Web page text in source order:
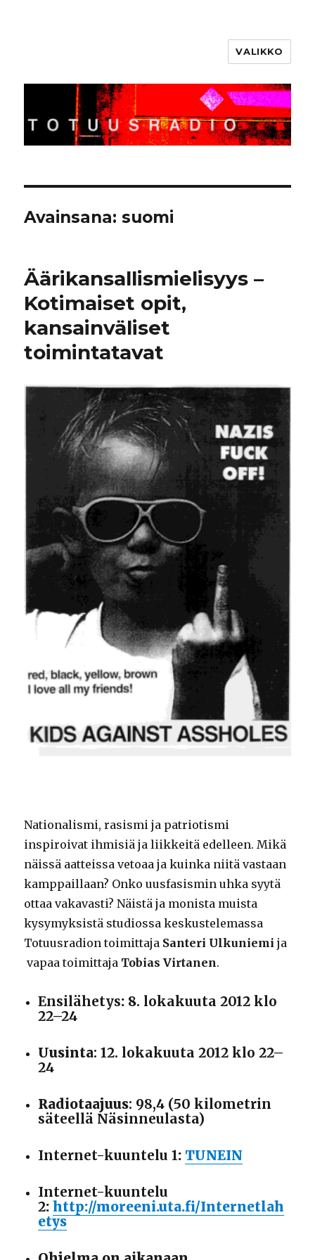
VALIKKO
Avainsana:suomi
Äärikansallismielisyys –
Kotimaiset opit,
kansainväliset
toimintatavat
Nationalismi, rasismi ja patriotismi
inspiroivat ihmisiä ja liikkeitä edelleen. Mikä
näissä aatteissa vetoaa ja kuinka niitä vastaan
kamppaillaan? Onko uusfasismin uhka syytä
ottaa vakavasti? Näistä ja monista muista
kysymyksistä studiossa keskustelemassa
Totuusradion toimittaja Santeri Ulkuniemi ja
vapaa toimittaja Tobias Virtanen.
Ensilähetys: 8. lokakuuta 2012 klo
22–24
Uusinta: 12. lokakuuta 2012 klo 22–
24
Radiotaajuus: 98,4 (50 kilometrin
säteellä Näsinneulasta)
Internet-kuuntelu 1: TUNEIN
Internet-kuuntelu
2:http://moreeni.uta.fi/Internetlah
etys